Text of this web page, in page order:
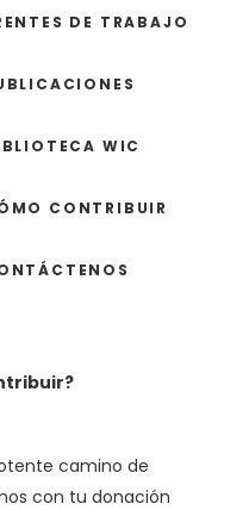
DE TRABAJO
WIC
CONTRIBUIR
camino de
con tu donación